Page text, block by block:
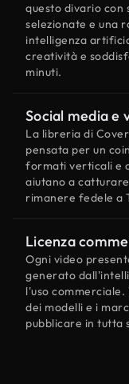
questo divario con
selezionate e una
intelligenza
creatività e
minuti.
Social media e
La libreria di
pensata per un
formati verticali e
aiutano a
rimanere fedele a
Licenza
Ogni video
generato
l'uso
dei modelli e i
pubblicare in tutta